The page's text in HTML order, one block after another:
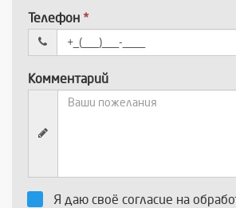
Телефон *
Комментарий
Я даю своё согласие на